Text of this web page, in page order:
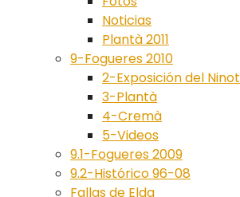
Noticias
Plantà 2011
9-Fogueres 2010
2-Exposición del Ninot
3-Plantà
4-Cremà
5-Videos
9.1-Fogueres 2009
9.2-Histórico 96-08
Fallas de Elda